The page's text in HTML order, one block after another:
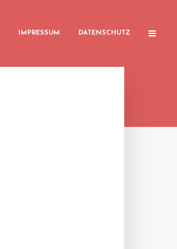
IMPRESSUM DATENSCHUTZ